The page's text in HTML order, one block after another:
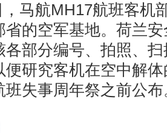
航MH17航班客机
省的空军基地。荷兰
各部分编号、拍照、
便研究客机在空中解
班失事周年祭之前公布